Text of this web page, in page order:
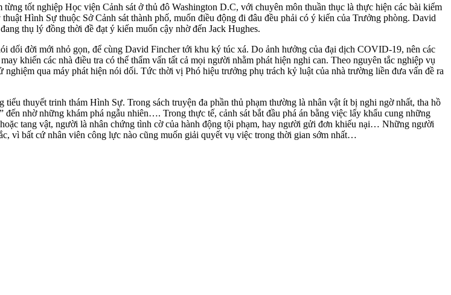
tốt nghiệp Học viện Cảnh sát ở thủ đô Washington D.C, với chuyên môn thuần thục là thực hiện các bài kiểm
Hình Sự thuộc Sở Cảnh sát thành phố, muốn điều động đi đâu đều phải có ý kiến của Trưởng phòng. David
thụ lý đồng thời đề đạt ý kiến muốn cậy nhờ đến Jack Hughes.
dối đời mới nhỏ gọn, để cùng David Fincher tới khu ký túc xá. Do ảnh hưởng của đại dịch COVID-19, nên các
khiến các nhà điều tra có thể thẩm vấn tất cả mọi người nhằm phát hiện nghi can. Theo nguyên tắc nghiệp vụ
qua máy phát hiện nói dối. Tức thời vị Phó hiệu trưởng phụ trách kỷ luật của nhà trường liền đưa vấn đề ra
thuyết trinh thám Hình Sự. Trong sách truyện đa phần thủ phạm thường là nhân vật ít bị nghi ngờ nhất, tha hồ
nhờ những khám phá ngẫu nhiên…. Trong thực tế, cảnh sát bắt đầu phá án bằng việc lấy khẩu cung những
tang vật, người là nhân chứng tình cờ của hành động tội phạm, hay người gửi đơn khiếu nại… Những người
vì bất cứ nhân viên công lực nào cũng muốn giải quyết vụ việc trong thời gian sớm nhất…